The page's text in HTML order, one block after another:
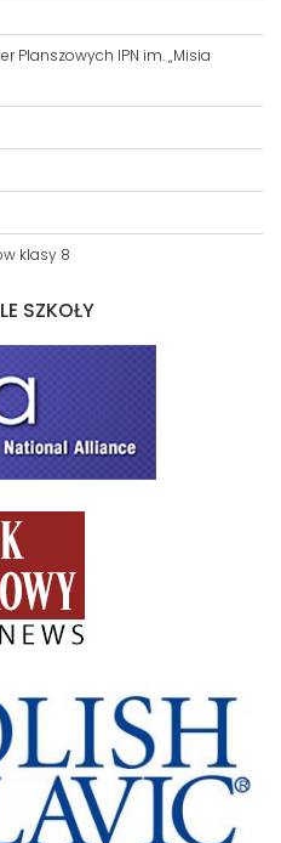
Planszowych IPN im. „Misia
klasy 8
SZKOŁY